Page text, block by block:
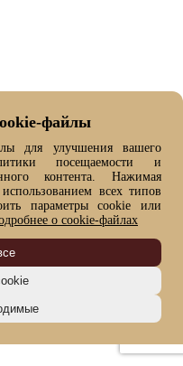
персональных данных
информационно-
файлы
для улучшения вашего
посещаемости и
контента. Нажимая
всех типов
параметры cookie или
о cookie-файлах